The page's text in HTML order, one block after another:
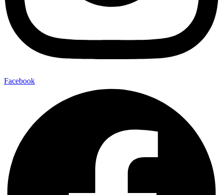
Facebook